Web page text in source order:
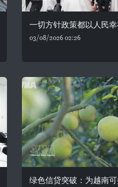
一切方针政策都以人民
03/08/2026 02:26
绿色信贷突破：为越南